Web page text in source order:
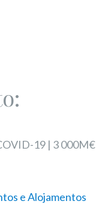
19 | 3 000M€
e Alojamentos